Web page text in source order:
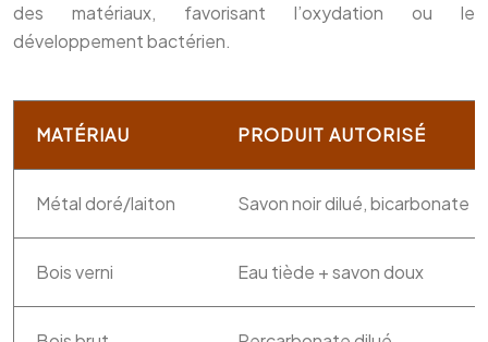
des matériaux, favorisant l’oxydation ou le
développement bactérien.
MATÉRIAU PRODUIT AUTORISÉ
Métal doré/laiton Savon noir dilué, bicarbonate
Bois verni Eau tiède + savon doux